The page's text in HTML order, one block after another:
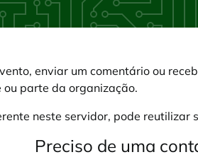
enviar um comentário ou
parte da organização.
neste servidor, pode reutilizar
Preciso de uma